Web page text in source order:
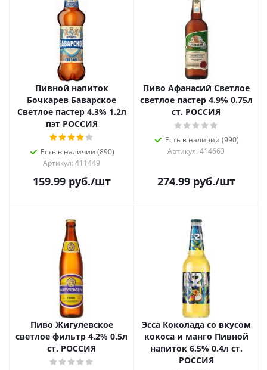
Пивной напиток
Бочкарев Баварское
Светлое пастер 4.3% 1.2л
пэт РОССИЯ
Есть в наличии (890)
Артикул: 411449
159.99руб./шт
Пиво Афанасий Светлое
светлое пастер 4.9% 0.75л
ст. РОССИЯ
Есть в наличии (990)
Артикул: 414663
274.99руб./шт
Пиво Жигулевское
светлое фильтр 4.2% 0.5л
ст. РОССИЯ
Эсса Коколада со вкусом
кокоса и манго Пивной
напиток 6.5% 0.4л ст.
РОССИЯ